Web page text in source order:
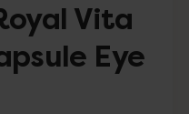
Vita
Eye